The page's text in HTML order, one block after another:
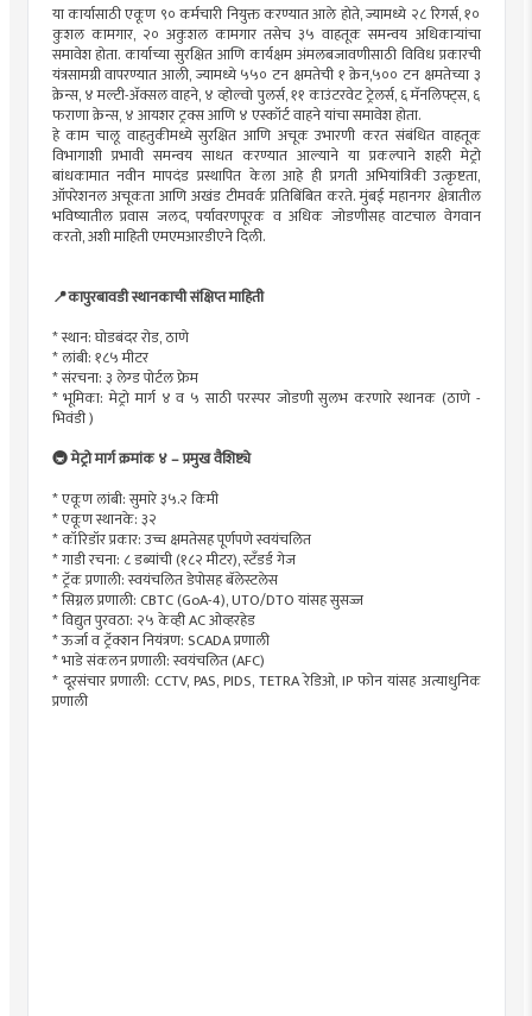
या कार्यासाठी एकूण ९० कर्मचारी नियुक्त करण्यात आले होते, ज्यामध्ये २८ रिगर्स, १०
कुशल कामगार, २० अकुशल कामगार तसेच ३५ वाहतूक समन्वय अधिकाऱ्यांचा
समावेश होता. कार्याच्या सुरक्षित आणि कार्यक्षम अंमलबजावणीसाठी विविध प्रकारची
यंत्रसामग्री वापरण्यात आली, ज्यामध्ये ५५० टन क्षमतेची १ क्रेन,५०० टन क्षमतेच्या ३
क्रेन्स, ४ मल्टी-अ‍ॅक्सल वाहने, ४ व्होल्वो पुलर्स, ११ काउंटरवेट ट्रेलर्स, ६ मॅनलिफ्ट्स, ६
फराणा क्रेन्स, ४ आयशर ट्रक्स आणि ४ एस्कॉर्ट वाहने यांचा समावेश होता.
हे काम चालू वाहतुकीमध्ये सुरक्षित आणि अचूक उभारणी करत संबंधित वाहतूक
विभागाशी प्रभावी समन्वय साधत करण्यात आल्याने या प्रकल्पाने शहरी मेट्रो
बांधकामात नवीन मापदंड प्रस्थापित केला आहे ही प्रगती अभियांत्रिकी उत्कृष्टता,
ऑपरेशनल अचूकता आणि अखंड टीमवर्क प्रतिबिंबित करते. मुंबई महानगर क्षेत्रातील
भविष्यातील प्रवास जलद, पर्यावरणपूरक व अधिक जोडणीसह वाटचाल वेगवान
करतो, अशी माहिती एमएमआरडीएने दिली.
📍कापुरबावडी स्थानकाची संक्षिप्त माहिती
* स्थान: घोडबंदर रोड, ठाणे
* लांबी: १८५ मीटर
* संरचना: ३ लेग्ड पोर्टल फ्रेम
* भूमिका: मेट्रो मार्ग ४ व ५ साठी परस्पर जोडणी सुलभ करणारे स्थानक (ठाणे -
भिवंडी )
🚇 मेट्रो मार्ग क्रमांक ४ – प्रमुख वैशिष्ट्ये
* एकूण लांबी: सुमारे ३५.२ किमी
* एकूण स्थानके: ३२
* ⁠कॉरिडॉर प्रकार: उच्च क्षमतेसह पूर्णपणे स्वयंचलित
* गाडी रचना: ८ डब्यांची (१८२ मीटर), स्टँडर्ड गेज
* ट्रॅक प्रणाली: स्वयंचलित डेपोसह बॅलेस्टलेस
* सिग्नल प्रणाली: CBTC (GoA-4), UTO/DTO यांसह सुसज्ज
* विद्युत पुरवठा: २५ केव्ही AC ओव्हरहेड
* ऊर्जा व ट्रॅक्शन नियंत्रण: SCADA प्रणाली
* भाडे संकलन प्रणाली: स्वयंचलित (AFC)
* दूरसंचार प्रणाली: CCTV, PAS, PIDS, TETRA रेडिओ, IP फोन यांसह अत्याधुनिक
प्रणाली